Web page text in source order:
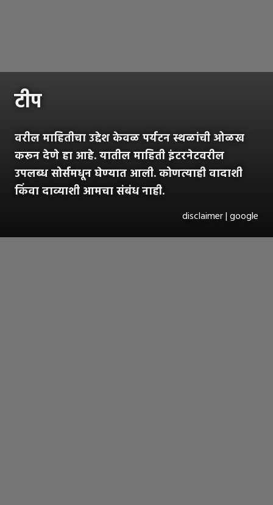
टीप
वरील माहितीचा उद्देश केवळ पर्यटन स्थळांची ओळख
करून देणे हा आहे. यातील माहिती इंटरनेटवरील
उपलब्ध सोर्समधून घेण्यात आली. कोणत्याही वादाशी
किंवा दाव्याशी आमचा संबंध नाही.
disclaimer | google